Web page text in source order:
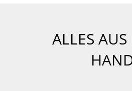
ALLES AUS